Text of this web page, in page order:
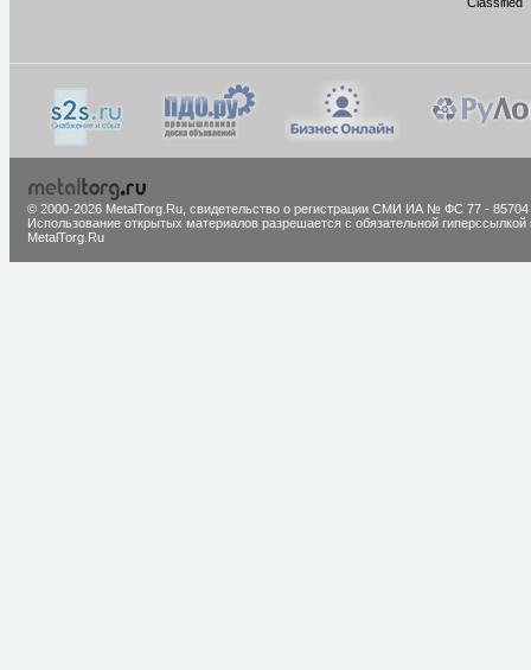
© 2000-2026 MetalTorg.Ru, cвидетельство о регистрации СМИ ИА № ФС 77 - 85704
Использование открытых материалов разрешается с обязательной гиперссылкой
MetalTorg.Ru